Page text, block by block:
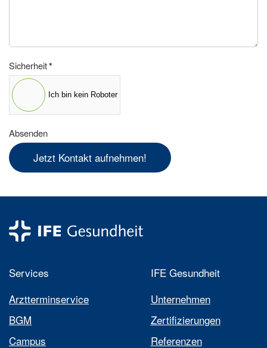
Sicherheit*
Ich bin kein Roboter
Absenden
Jetzt Kontakt aufnehmen!
Services
Arztterminservice
BGM
Campus
IFE Gesundheit
Unternehmen
Zertifizierungen
Referenzen